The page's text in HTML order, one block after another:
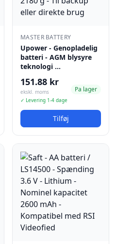
MASTER BATTERY
Upower - Genopladelig
batteri - AGM blysyre
teknologi …
151.88 kr
ekskl. moms
✓ Levering 1-4 dage
Pa lager
Tilføj